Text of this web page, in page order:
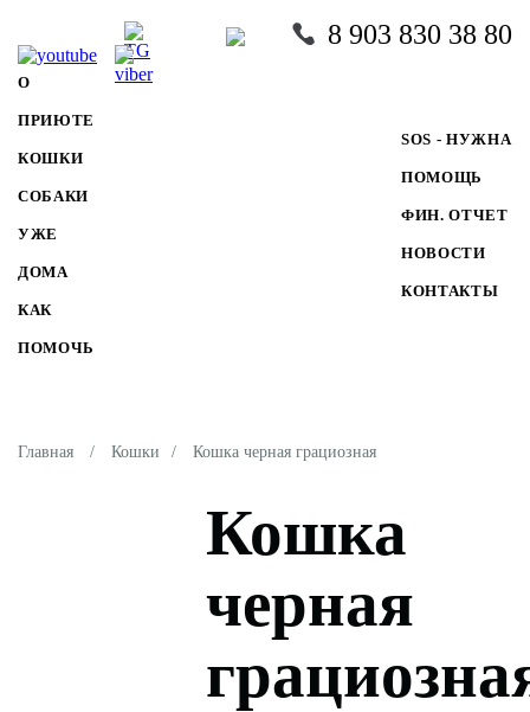
О
ПРИЮТЕ
КОШКИ
СОБАКИ
УЖЕ
ДОМА
КАК
ПОМОЧЬ
SOS - НУЖНА
ПОМОЩЬ
ФИН. ОТЧЕТ
НОВОСТИ
КОНТАКТЫ
8 903 830 38 80
Главная / Кошки / Кошка черная грациозная
Кошка
черная